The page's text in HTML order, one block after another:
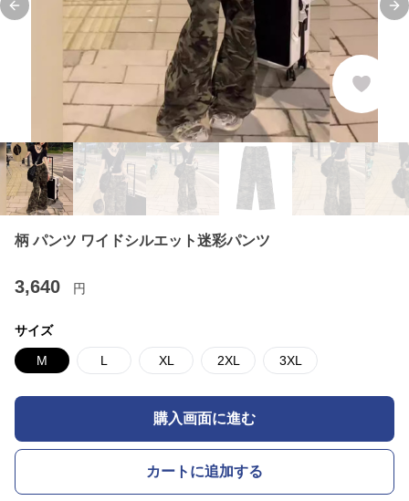
Previous slide
柄 パンツ ワイドシルエット迷彩パンツ
3,640 円
サイズ
M L XL 2XL 3XL
購入画面に進む
カートに追加する